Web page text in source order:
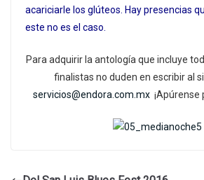
acariciarle los glúteos. Hay presencias
este no es el caso.
Para adquirir la antología que incluye
finalistas no duden en escribir al
servicios@endora.com.mx¡Apúrense